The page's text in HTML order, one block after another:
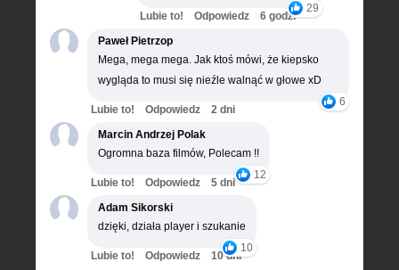
29
Lubie to! Odpowiedz
6 godz.
Paweł Pietrzop
Mega, mega mega. Jak ktoś mówi, że kiepsko
wygląda to musi się nieźle walnąć w głowe xD
6
Lubie to! Odpowiedz
2 dni
Marcin Andrzej Polak
Ogromna baza filmów, Polecam !!
12
Lubie to! Odpowiedz
5 dni
Adam Sikorski
dzięki, działa player i szukanie
10
Lubie to! Odpowiedz 10 dni